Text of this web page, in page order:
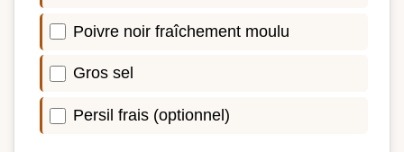
Poivre noir fraîchement moulu
Gros sel
Persil frais (optionnel)